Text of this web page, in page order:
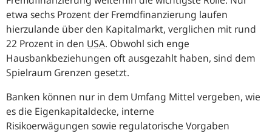
etwa sechs Prozent der Fremdfinanzierung laufen
hierzulande über den Kapitalmarkt, verglichen mit rund
22 Prozent in den USA. Obwohl sich enge
Hausbankbeziehungen oft ausgezahlt haben, sind dem
Spielraum Grenzen gesetzt.
Banken können nur in dem Umfang Mittel vergeben, wie
es die Eigenkapitaldecke, interne
Risikoerwägungen sowie regulatorische Vorgaben